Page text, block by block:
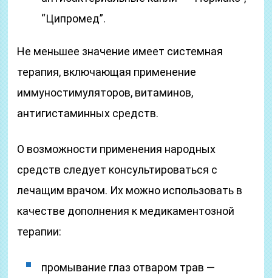
“Ципромед”.
Не меньшее значение имеет системная
терапия, включающая применение
иммуностимуляторов, витаминов,
антигистаминных средств.
О возможности применения народных
средств следует консультироваться с
лечащим врачом. Их можно использовать в
качестве дополнения к медикаментозной
терапии:
промывание глаз отваром трав —